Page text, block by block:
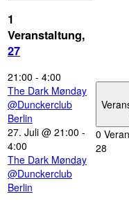
1
Veranstaltung,
27
21:00 - 4:00
The Dark Mønday
@Dunckerclub
Berlin
27. Juli @ 21:00 -
4:00
The Dark Mønday
@Dunckerclub
Berlin
0
28